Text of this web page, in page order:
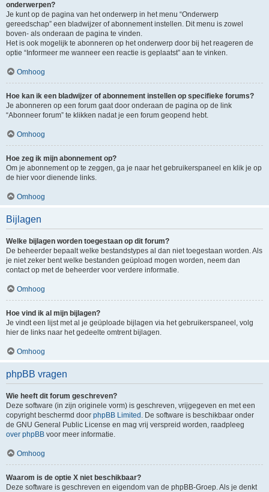
onderwerpen?
Je kunt op de pagina van het onderwerp in het menu “Onderwerp
gereedschap” een bladwijzer of abonnement instellen. Dit menu is zowel
boven- als onderaan de pagina te vinden.
Het is ook mogelijk te abonneren op het onderwerp door bij het reageren de
optie “Informeer me wanneer een reactie is geplaatst” aan te vinken.
Omhoog
Hoe kan ik een bladwijzer of abonnement instellen op specifieke forums?
Je abonneren op een forum gaat door onderaan de pagina op de link
“Abonneer forum” te klikken nadat je een forum geopend hebt.
Omhoog
Hoe zeg ik mijn abonnement op?
Om je abonnement op te zeggen, ga je naar het gebruikerspaneel en klik je op
de hier voor dienende links.
Omhoog
Bijlagen
Welke bijlagen worden toegestaan op dit forum?
De beheerder bepaalt welke bestandstypes al dan niet toegestaan worden. Als
je niet zeker bent welke bestanden geüpload mogen worden, neem dan
contact op met de beheerder voor verdere informatie.
Omhoog
Hoe vind ik al mijn bijlagen?
Je vindt een lijst met al je geüploade bijlagen via het gebruikerspaneel, volg
hier de links naar het gedeelte omtrent bijlagen.
Omhoog
phpBB vragen
Wie heeft dit forum geschreven?
Deze software (in zijn originele vorm) is geschreven, vrijgegeven en met een
copyright beschermd door phpBB Limited . De software is beschikbaar onder
de GNU General Public License en mag vrij verspreid worden, raadpleeg
over phpBB voor meer informatie.
Omhoog
Waarom is de optie X niet beschikbaar?
Deze software is geschreven en eigendom van de phpBB-Groep. Als je denkt